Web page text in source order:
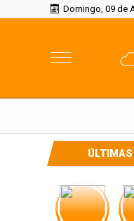
Domingo, 09 de